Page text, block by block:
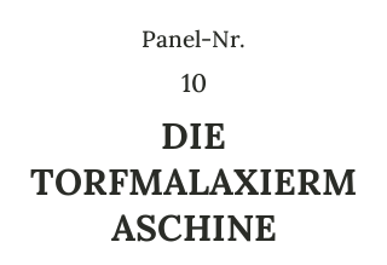
Panel-Nr.
10
DIE
TORFMALAXIERM
ASCHINE